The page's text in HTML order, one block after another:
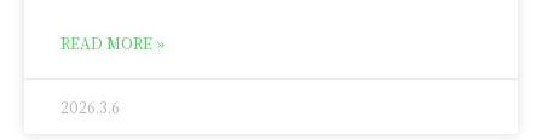
READ MORE »
2026.3.6